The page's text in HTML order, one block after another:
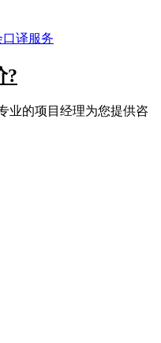
译服务
?
业的项目经理为您提供咨